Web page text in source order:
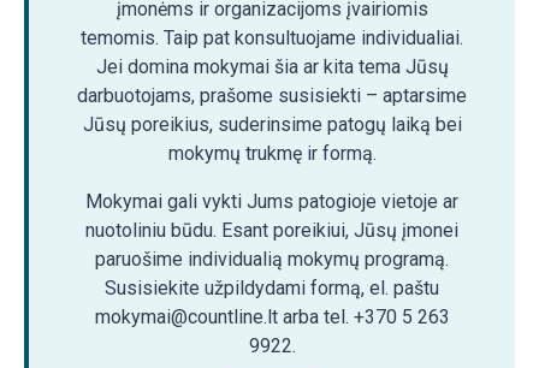
įmonėms ir organizacijoms įvairiomis
temomis. Taip pat konsultuojame individualiai.
Jei domina mokymai šia ar kita tema Jūsų
darbuotojams, prašome susisiekti – aptarsime
Jūsų poreikius, suderinsime patogų laiką bei
mokymų trukmę ir formą.
Mokymai gali vykti Jums patogioje vietoje ar
nuotoliniu būdu. Esant poreikiui, Jūsų įmonei
paruošime individualią mokymų programą.
Susisiekite užpildydami formą, el. paštu
mokymai@countline.lt arba tel. +370 5 263
9922.